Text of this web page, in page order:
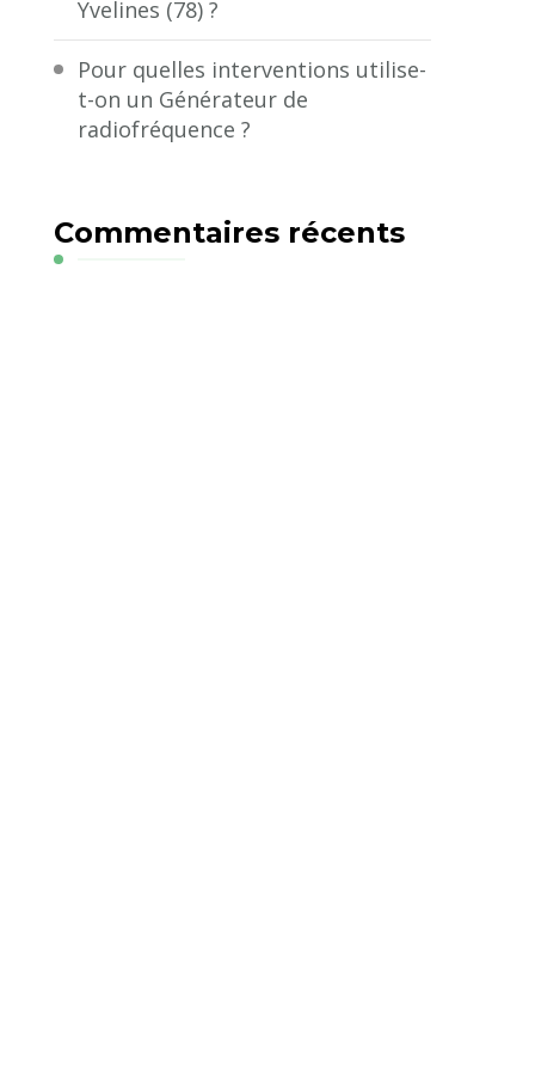
Yvelines (78) ?
Pour quelles interventions utilise-
t-on un Générateur de
radiofréquence ?
Commentaires récents